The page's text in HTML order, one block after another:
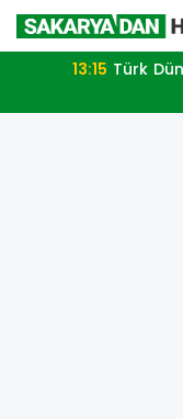
13:15 Türk